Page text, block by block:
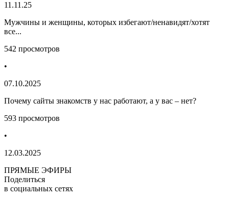
11.11.25
Мужчины и женщины, которых избегают/ненавидят/хотят
все...
542 просмотров
•
07.10.2025
Почему сайты знакомств у нас работают, а у вас – нет?
593 просмотров
•
12.03.2025
ПРЯМЫЕ ЭФИРЫ
Поделиться
в социальных сетях